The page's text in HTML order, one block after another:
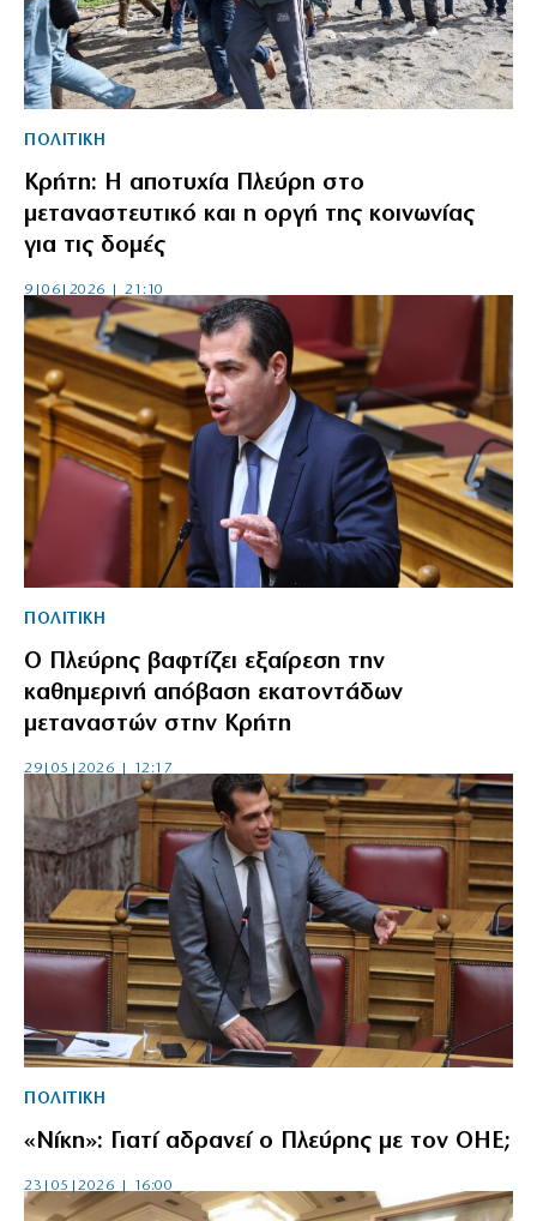
ΠΟΛΙΤΙΚΗ
Κρήτη: Η αποτυχία Πλεύρη στο
μεταναστευτικό και η οργή της κοινωνίας
για τις δομές
9|06|2026 | 21:10
ΠΟΛΙΤΙΚΗ
Ο Πλεύρης βαφτίζει εξαίρεση την
καθημερινή απόβαση εκατοντάδων
μεταναστών στην Κρήτη
29|05|2026 | 12:17
ΠΟΛΙΤΙΚΗ
«Νίκη»: Γιατί αδρανεί ο Πλεύρης με τον ΟΗΕ;
23|05|2026 | 16:00